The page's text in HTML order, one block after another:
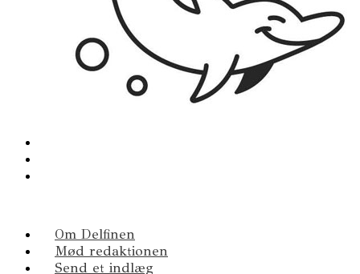
Om Delfinen
Mød redaktionen
Send et indlæg